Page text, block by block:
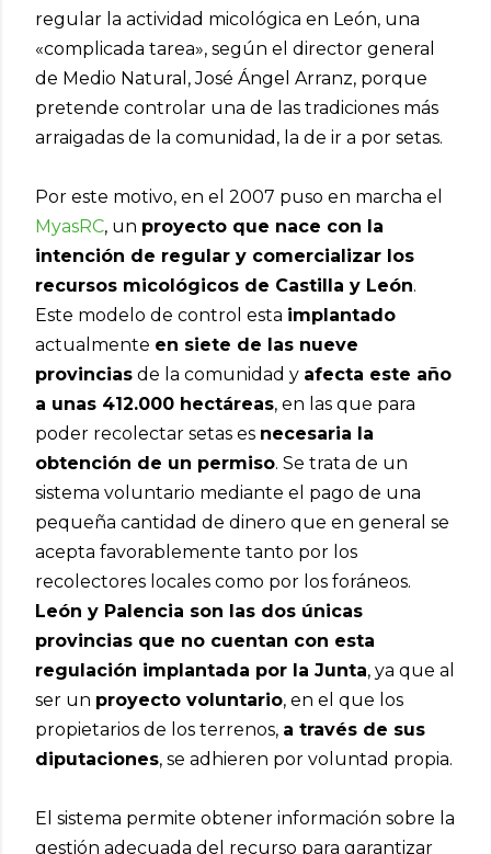
regular la actividad micológica en León, una
«complicada tarea», según el director general
de Medio Natural, José Ángel Arranz, porque
pretende controlar una de las tradiciones más
arraigadas de la comunidad, la de ir a por setas.
Por este motivo, en el 2007 puso en marcha el
MyasRC, un proyecto que nace con la
intención de regular y comercializar los
recursos micológicos de Castilla y León.
Este modelo de control esta implantado
actualmente en siete de las nueve
provincias de la comunidad y afecta este año
a unas 412.000 hectáreas, en las que para
poder recolectar setas es necesaria la
obtención de un permiso. Se trata de un
sistema voluntario mediante el pago de una
pequeña cantidad de dinero que en general se
acepta favorablemente tanto por los
recolectores locales como por los foráneos.
León y Palencia son las dos únicas
provincias que no cuentan con esta
regulación implantada por la Junta, ya que al
ser un proyecto voluntario, en el que los
propietarios de los terrenos, a través de sus
diputaciones, se adhieren por voluntad propia.
El sistema permite obtener información sobre la
gestión adecuada del recurso para garantizar